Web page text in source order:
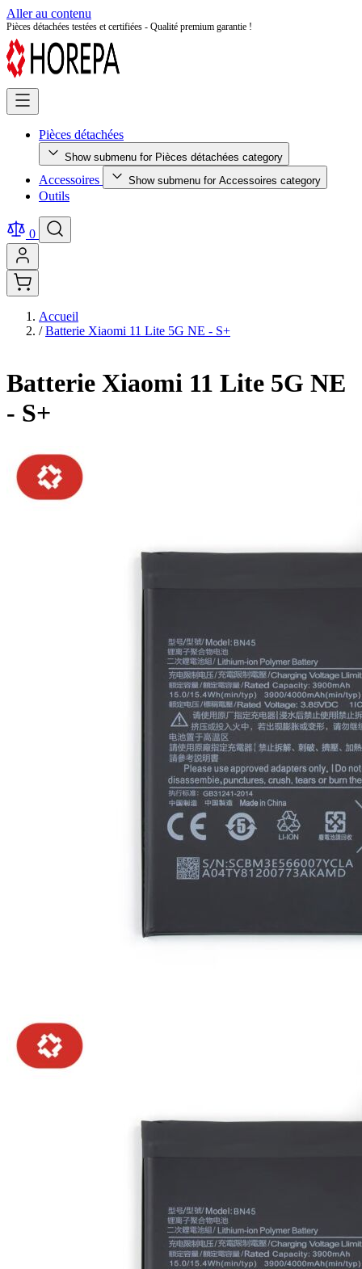
Aller au contenu
Retour facile sous 14 jours - Achetez en toute sérénité !
Pièces détachées
Show submenu for Pièces détachées category
Accessoires Show submenu for Accessoires category
Outils
0
Accueil
/ Batterie Xiaomi 11 Lite 5G NE - S+
Batterie Xiaomi 11 Lite 5G NE
- S+